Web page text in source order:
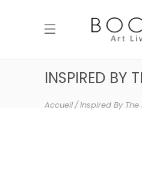
INSPIRED BY
Accueil Inspired By The